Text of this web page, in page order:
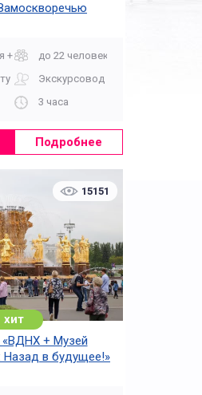
+ музейдо 22 человек
Экскурсовод
3 часа
Подробнее
15151
хит
«ВДНХ + Музей
Назад в будущее!»